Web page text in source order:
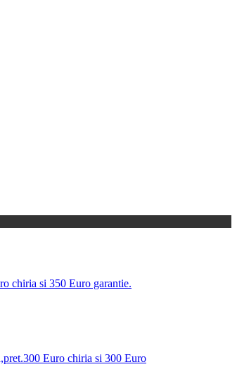
chiria si 350 Euro garantie.
Euro chiria si 300 Euro